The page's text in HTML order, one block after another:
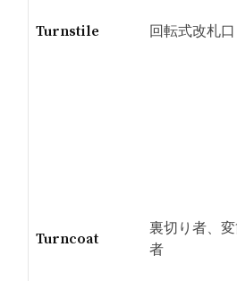
Turnstile 回転式改札口
Turncoat
裏切り者、
者